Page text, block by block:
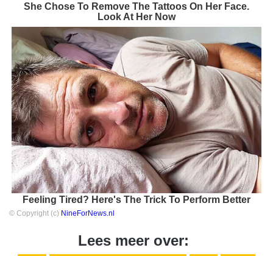
She Chose To Remove The Tattoos On Her Face.
Look At Her Now
Feeling Tired? Here's The Trick To Perform Better
© Copyright (c) NineForNews.nl
Lees meer over: